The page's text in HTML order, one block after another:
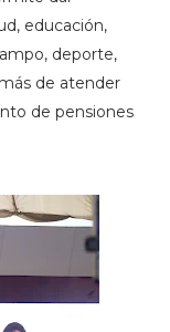
educación,
deporte,
de atender
de pensiones